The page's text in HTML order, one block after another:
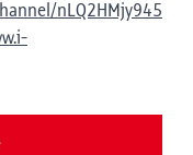
nLQ2HMjy945